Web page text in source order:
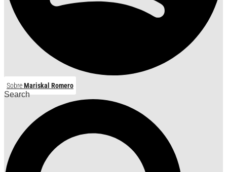
SobreMariskal Romero
Search